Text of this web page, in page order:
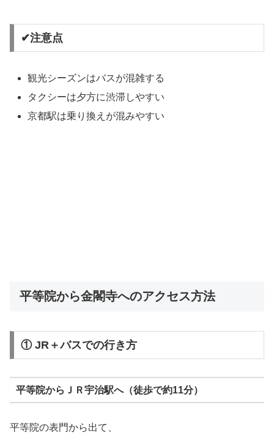
✔注意点
観光シーズンはバスが混雑する
タクシーは夕方に渋滞しやすい
京都駅は乗り換えが混みやすい
平等院から金閣寺へのアクセス方法
① JR＋バスでの行き方
平等院からＪＲ宇治駅へ（徒歩で約11分）
平等院の表門から出て、